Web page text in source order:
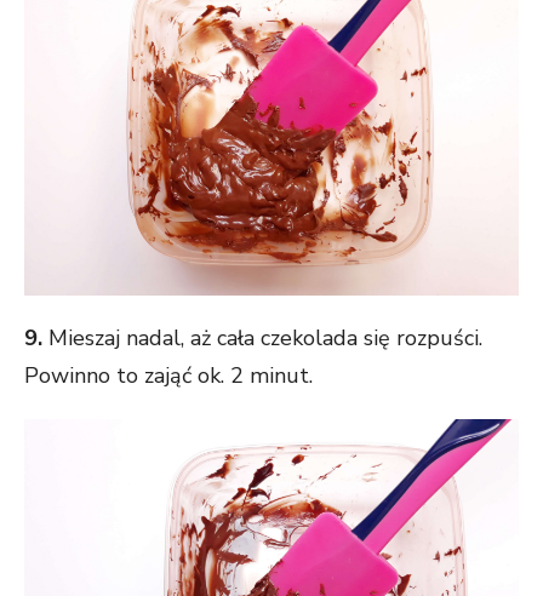
9. Mieszaj nadal, aż cała czekolada się rozpuści.
Powinno to zająć ok. 2 minut.